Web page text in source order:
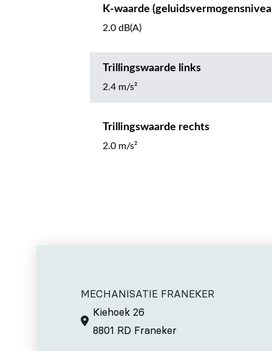
K-waarde
2.0 dB(A)
Trillingswaarde links
2.4 m/s²
Trillingswaarde rechts
2.0 m/s²
MECHANISATIE FRANEKER
Kiehoek 26
8801 RD Franeker